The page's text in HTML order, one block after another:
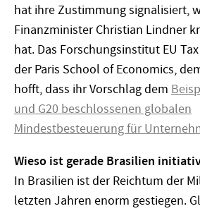
hat ihre Zustimmung signalisiert,
Finanzminister Christian Lindner
hat. Das Forschungsinstitut EU
der Paris School of Economics,
hofft, dass ihr Vorschlag dem
und G20 beschlossenen globalen
Mindestbesteuerung für
Wieso ist gerade Brasilien
In Brasilien ist der Reichtum der
letzten Jahren enorm gestiegen.